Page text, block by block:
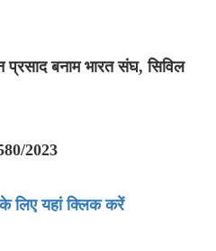
प्रसाद बनाम भारत संघ, सिविल
2023
लिए यहां क्लिक करें